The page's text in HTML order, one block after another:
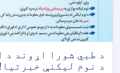
د طبي شورا اړوند د
د نوم لیکنې خبرتیا!